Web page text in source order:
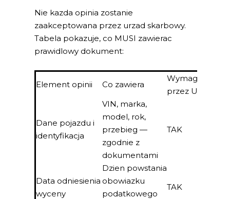
Nie kazda opinia zostanie
zaakceptowana przez urzad skarbowy.
Tabela pokazuje, co MUSI zawierac
prawidlowy dokument:
Element opinii Co zawiera
Wymagane
przez US
Dane pojazdu i
identyfikacja
VIN, marka,
model, rok,
przebieg —
zgodnie z
dokumentami
TAK
Data odniesienia
wyceny
Dzien powstania
obowiazku
podatkowego
TAK